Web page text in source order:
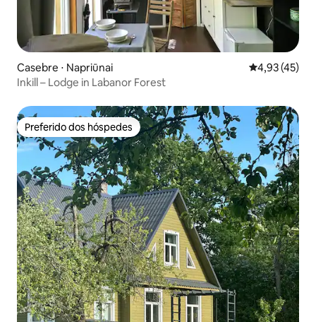
Casebre ⋅ Napriūnai 4,93 de uma
4,93 (45)
Inkill – Lodge in Labanor Forest
Preferido dos hóspedes
Preferido dos hóspedes